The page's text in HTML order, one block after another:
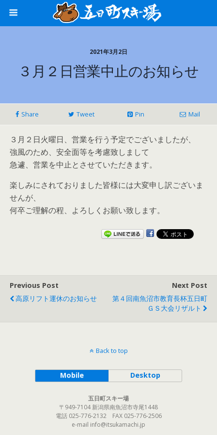
2021年3月2日
３月２日営業中止のお知らせ
Share Tweet Pin Mail
３月２日火曜日、営業を行う予定でございましたが、
強風のため、安全面等を考慮致しまして
急遽、営業を中止とさせていただきます。
楽しみにされておりました皆様には大変申し訳ございま
せんが、
何卒ご理解の程、よろしくお願い致します。
Previous Post
高原リフト運休のお知らせ
Next Post
第４回南魚沼市教育長杯五日町
ＧＳ大会リザルト
Back to top
Mobile Desktop
五日町スキー場
〒949-7104 新潟県南魚沼市寺尾1448
電話 025-776-2132 FAX 025-776-2506
e-mail info@itsukamachi.jp